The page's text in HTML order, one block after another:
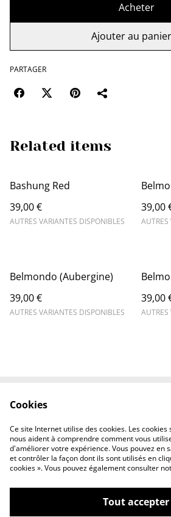
Acheter
Ajouter au panier
PARTAGER
Related items
Bashung Red
39,00 €
AUTRES VARIANTES DISPONIBLES
39,00
AUTRES
Belmondo (Aubergine)
39,00 €
AUTRES VARIANTES DISPONIBLES
39,00
AUTRES
Politique de
confidentialité
Cookies
Ce site Internet utilise des cookies. Les
nous aident à comprendre comment vous
d'améliorer votre expérience. Vous pouvez en
et contrôler la façon dont ils sont utilisés en
cookies ». Vous pouvez également consulter
Tout accepter